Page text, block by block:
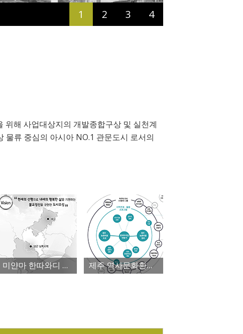
1 2 3 4
해 사업대상지의 개발종합구상 및 실천계
물류 중심의 아시아 NO.1 관문도시 로서의
미얀마 한따와디 공항인근 및 양곤주 남서부 마스터플랜 제주 역사문화환경 관리계획 시범사업 연구